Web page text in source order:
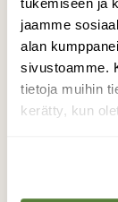
tukemiseen ja
jaamme
alan
sivustoamme.
tietoja muihin
kerätty, kun
Hempeitä